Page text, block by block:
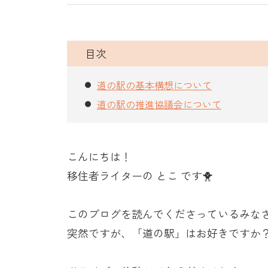
目次
道の駅の基本構想について
道の駅の推進協議会について
こんにちは！
移住者ライターの とこ です🐥
このブログを読んでくださっているみな
突然ですが、「道の駅」はお好きですか